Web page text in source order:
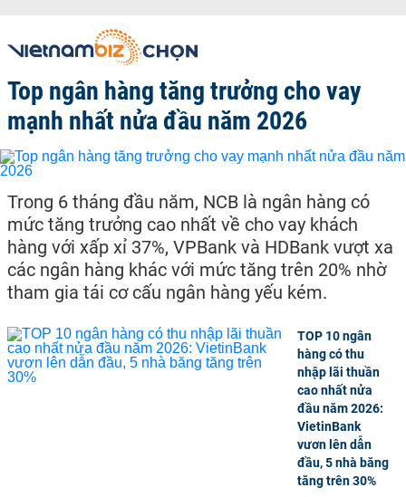
Top ngân hàng tăng trưởng cho vay
mạnh nhất nửa đầu năm 2026
Trong 6 tháng đầu năm, NCB là ngân hàng có
mức tăng trưởng cao nhất về cho vay khách
hàng với xấp xỉ 37%, VPBank và HDBank vượt xa
các ngân hàng khác với mức tăng trên 20% nhờ
tham gia tái cơ cấu ngân hàng yếu kém.
TOP 10 ngân
hàng có thu
nhập lãi thuần
cao nhất nửa
đầu năm 2026:
VietinBank
vươn lên dẫn
đầu, 5 nhà băng
tăng trên 30%